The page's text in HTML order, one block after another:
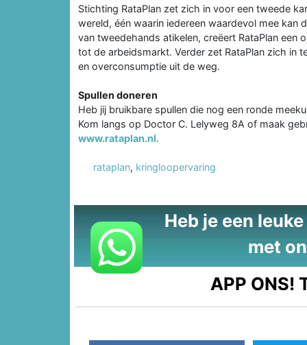
Stichting RataPlan zet zich in voor een tweede
wereld, één waarin iedereen waardevol mee kan
van tweedehands atikelen, creëert RataPlan
tot de arbeidsmarkt. Verder zet RataPlan zich in
en overconsumptie uit de weg.
Spullen doneren
Heb jij bruikbare spullen die nog een ronde
Kom langs op Doctor C. Lelyweg 8A of maak
www.rataplan.nl.
rataplan, kringloopervaring
Heb je een
met
APP ONS!